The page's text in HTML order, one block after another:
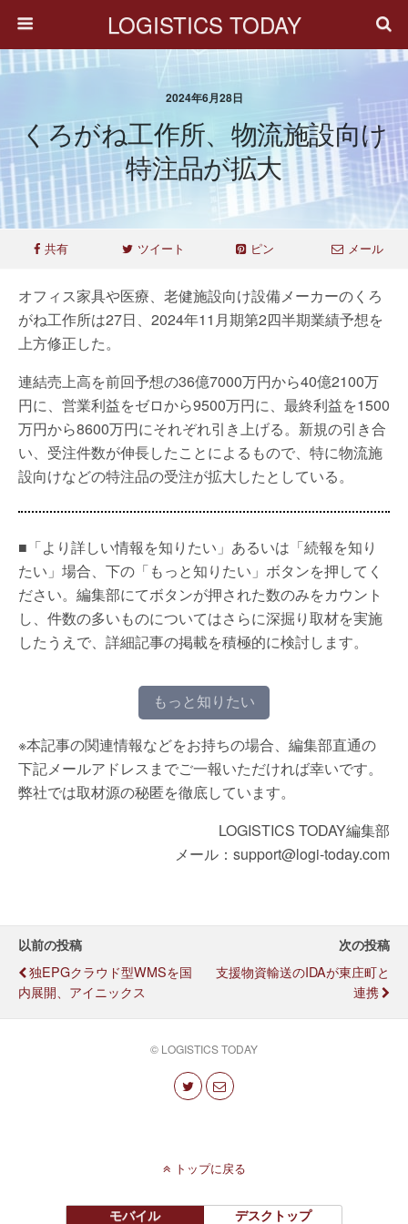
LOGISTICS TODAY
2024年6月28日
くろがね工作所、物流施設向け
特注品が拡大
共有 ツイート ピン メール
オフィス家具や医療、老健施設向け設備メーカーのくろ
がね工作所は27日、2024年11月期第2四半期業績予想を
上方修正した。
連結売上高を前回予想の36億7000万円から40億2100万
円に、営業利益をゼロから9500万円に、最終利益を1500
万円から8600万円にそれぞれ引き上げる。新規の引き合
い、受注件数が伸長したことによるもので、特に物流施
設向けなどの特注品の受注が拡大したとしている。
■「より詳しい情報を知りたい」あるいは「続報を知り
たい」場合、下の「もっと知りたい」ボタンを押してく
ださい。編集部にてボタンが押された数のみをカウント
し、件数の多いものについてはさらに深掘り取材を実施
したうえで、詳細記事の掲載を積極的に検討します。
もっと知りたい
※本記事の関連情報などをお持ちの場合、編集部直通の
下記メールアドレスまでご一報いただければ幸いです。
弊社では取材源の秘匿を徹底しています。
LOGISTICS TODAY編集部
メール：support@logi-today.com
以前の投稿
独EPGクラウド型WMSを国
内展開、アイニックス
次の投稿
支援物資輸送のIDAが東庄町と
連携
© LOGISTICS TODAY
トップに戻る
モバイル デスクトップ